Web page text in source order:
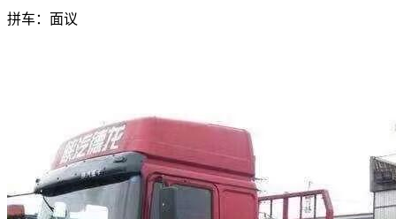
拼车： 面议